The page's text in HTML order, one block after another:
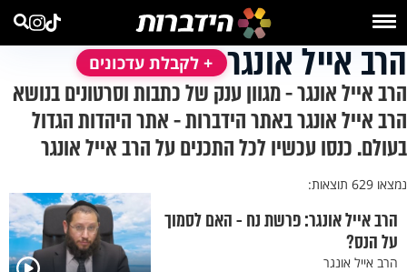
הרב אייל אונגר + לקבלת עדכונים
הרב אייל אונגר - מגוון ענק של כתבות וסרטונים בנושא
הרב אייל אונגר באתר הידברות - אתר היהדות הגדול
בעולם. כנסו עכשיו לכל התכנים על הרב אייל אונגר
נמצאו 629 תוצאות:
הרב אייל אונגר: פרשת נח - האם לסמוך
על הנס?
הרב אייל אונגר